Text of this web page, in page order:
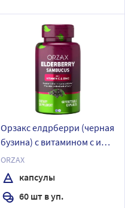
Орзакс елдрберри (черная
бузина) с витамином с и
цинком 60 шт. капсулы
массой 584,5 мг
ORZAX
капсулы
60 шт в уп.